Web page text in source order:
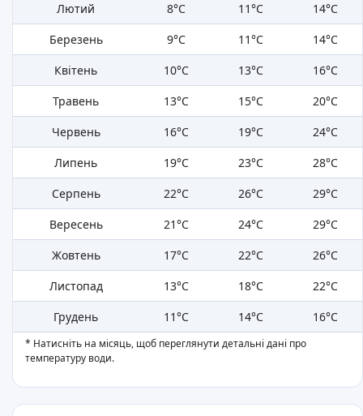
Лютий
8°C 11°C
14°C
Березень
9°C 11°C
14°C
Квітень
10°C 13°C
16°C
Травень
13°C 15°C
20°C
Червень
16°C 19°C
24°C
Липень
19°C 23°C
28°C
Серпень
22°C 26°C
29°C
Вересень
21°C 24°C
29°C
Жовтень
17°C 22°C
26°C
Листопад
13°C 18°C
22°C
Грудень
11°C 14°C 16°C
* Натисніть на місяць, щоб переглянути детальні дані про
температуру води.